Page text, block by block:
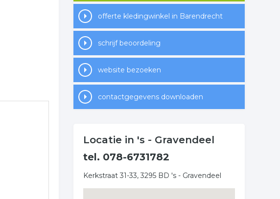
offerte kledingwinkel in Barendrecht
schrijf beoordeling
website bezoeken
contactgegevens downloaden
Locatie in 's - Gravendeel
tel. 078-6731782
Kerkstraat 31-33, 3295 BD 's - Gravendeel